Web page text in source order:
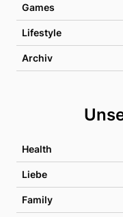
Games
Lifestyle
Archiv
Health
Liebe
Family